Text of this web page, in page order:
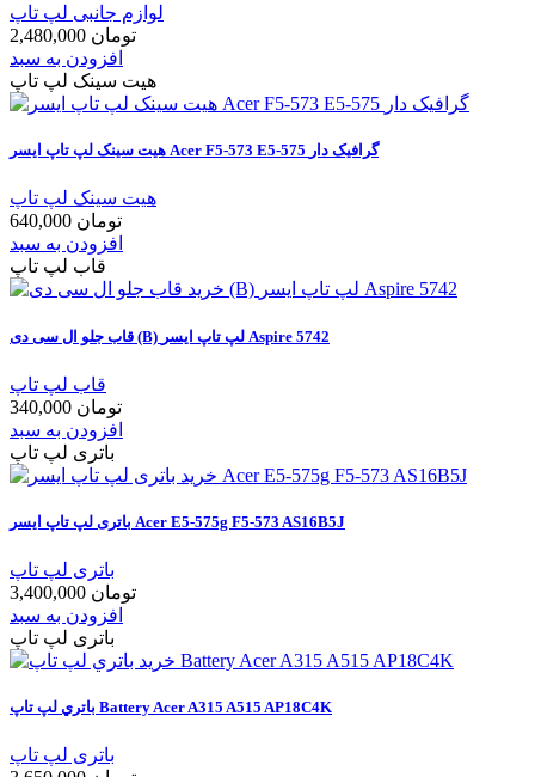
لوازم جانبی لپ تاپ
2,480,000 تومان
افزودن به سبد
هیت سینک لپ تاپ
هيت سينک لپ تاپ ايسر Acer F5-573 E5-575 گرافيک دار
هیت سینک لپ تاپ
640,000 تومان
افزودن به سبد
قاب لپ تاپ
قاب جلو ال سی دی (B) لپ تاپ ایسر Aspire 5742
قاب لپ تاپ
340,000 تومان
افزودن به سبد
باتری لپ تاپ
باتری لپ تاپ ایسر Acer E5-575g F5-573 AS16B5J
باتری لپ تاپ
3,400,000 تومان
افزودن به سبد
باتری لپ تاپ
باتري لپ تاپ Battery Acer A315 A515 AP18C4K
باتری لپ تاپ